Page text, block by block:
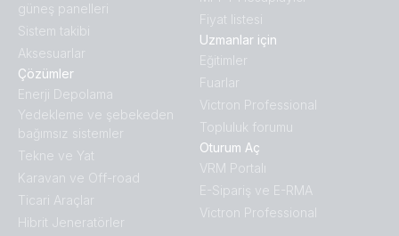
güneş panelleri
Sistem takibi
Aksesuarlar
Çözümler
Enerji Depolama
Yedekleme ve şebekeden
bağımsız sistemler
Tekne ve Yat
Karavan ve Off-road
Ticari Araçlar
Hibrit Jeneratörler
Fiyat listesi
Uzmanlar için
Eğitimler
Fuarlar
Victron Professional
Topluluk forumu
Oturum Aç
VRM Portalı
E-Sipariş ve E-RMA
Victron Professional